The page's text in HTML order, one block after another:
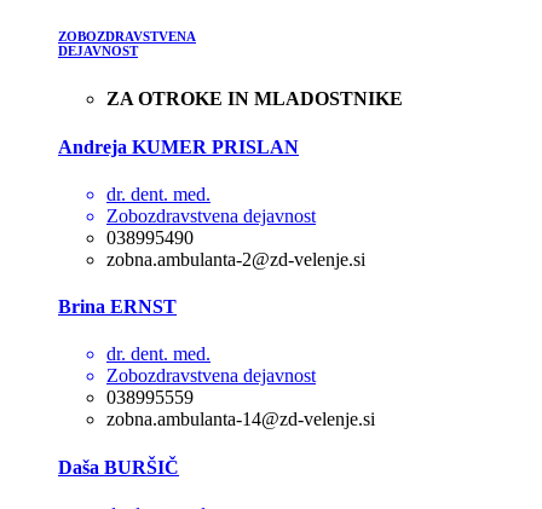
ZOBOZDRAVSTVENA
DEJAVNOST
ZA OTROKE IN MLADOSTNIKE
Andreja KUMER PRISLAN
dr. dent. med.
Zobozdravstvena dejavnost
038995490
zobna.ambulanta-2@zd-velenje.si
Brina ERNST
dr. dent. med.
Zobozdravstvena dejavnost
038995559
zobna.ambulanta-14@zd-velenje.si
Daša BURŠIČ